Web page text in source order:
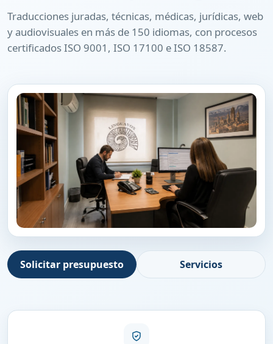
Traducciones juradas, técnicas, médicas, jurídicas, web
y audiovisuales en más de 150 idiomas, con procesos
certificados ISO 9001, ISO 17100 e ISO 18587.
Solicitar presupuesto Servicios